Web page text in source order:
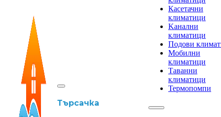
Търсачка
Касетачни
климатици
Kанални
климатици
Подови
Мобилни
климатици
Таванни
климатици
Термопомпи